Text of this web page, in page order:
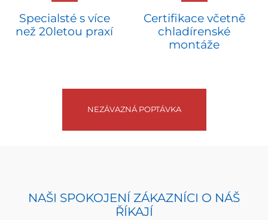
Specialsté s více
než 20letou praxí
Certifikace včetně
chladírenské
montáže
NEZÁVAZNÁ POPTÁVKA
NAŠI SPOKOJENÍ ZÁKAZNÍCI O NÁŠ
ŘÍKAJÍ